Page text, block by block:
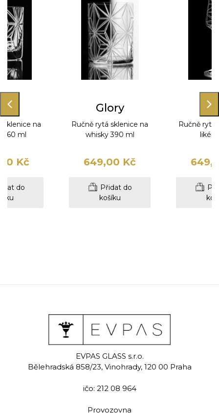
sklenice na
60 ml
Kč
do
Glory
Ručně rytá sklenice na
whisky 390 ml
649,00 Kč
Přidat do
košíku
Ručně rytá
likér
Tenacity
Ručně malovaná
sklenice na vodu 590
569,00 Kč
EVPAS GLASS s.r.o.
Bělehradská 858/23, Vinohrady, 120 00 Praha
ičo: 212 08 964
Provozovna